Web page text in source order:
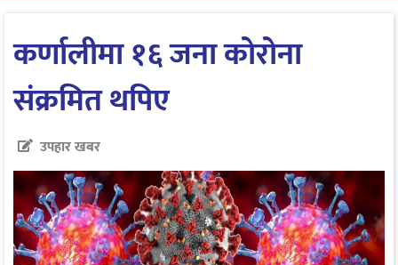
कर्णालीमा १६ जना कोरोना
संक्रमित थपिए
उपहार खबर